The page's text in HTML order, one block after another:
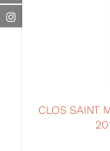
CLOS SAINT